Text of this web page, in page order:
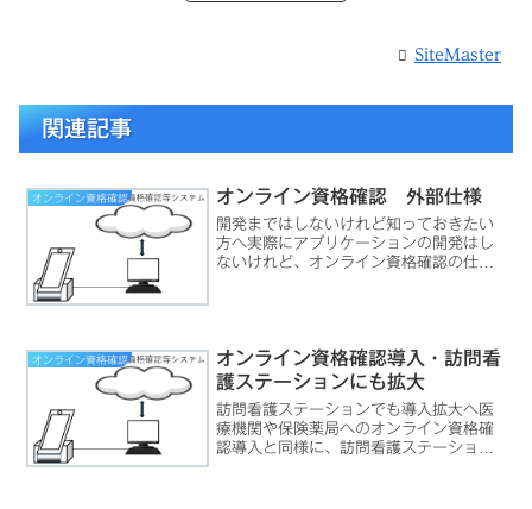
SiteMaster
関連記事
オンライン資格確認 オンライン資格確認 外部仕様
開発まではしないけれど知っておきたい
方へ実際にアプリケーションの開発はし
ないけれど、オンライン資格確認の仕組
オンライン資格確認
オンライン資格確認導入・訪問看
護ステーションにも拡大
訪問看護ステーションでも導入拡大へ医
療機関や保険薬局へのオンライン資格確
認導入と同様に、訪問看護ステーション